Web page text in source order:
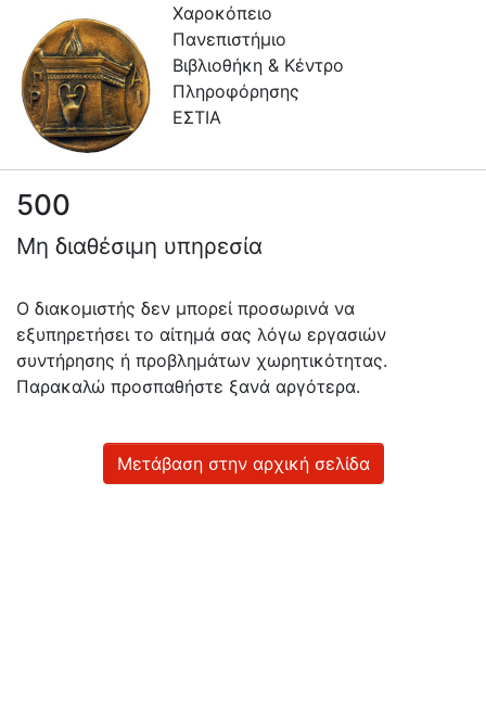
Χαροκόπειο
Πανεπιστήμιο
Βιβλιοθήκη & Κέντρο
Πληροφόρησης
ΕΣΤΙΑ
Πληροφορίες
Επικοινωνία
Υπηρεσίες
Αυτοαπόθεσης
Ανοιχτά
Δεδομένα
500
Μη διαθέσιμη υπηρεσία
Ο διακομιστής δεν μπορεί προσωρινά να
εξυπηρετήσει το αίτημά σας λόγω εργασιών
συντήρησης ή προβλημάτων χωρητικότητας.
Παρακαλώ προσπαθήστε ξανά αργότερα.
Μετάβαση στην αρχική σελίδα